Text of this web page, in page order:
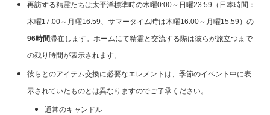
再訪する精霊たちは太平洋標準時の木曜0:00～日曜23:59（日本時間：
木曜17:00～月曜16:59、サマータイム時は木曜16:00～月曜15:59）の
96時間滞在します。ホームにて精霊と交流する際は彼らが旅立つまで
の残り時間が表示されます。
彼らとのアイテム交換に必要なエレメントは、季節のイベント中に表
示されていたものとは異なりますのでご了承ください。
通常のキャンドル